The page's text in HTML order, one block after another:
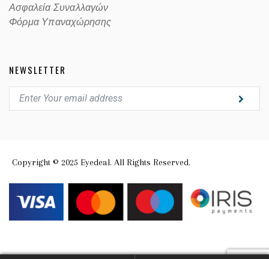
Ασφαλεία Συναλλαγών
Φόρμα Υπαναχώρησης
NEWSLETTER
Copyright © 2025 Eyedeal. All Rights Reserved.